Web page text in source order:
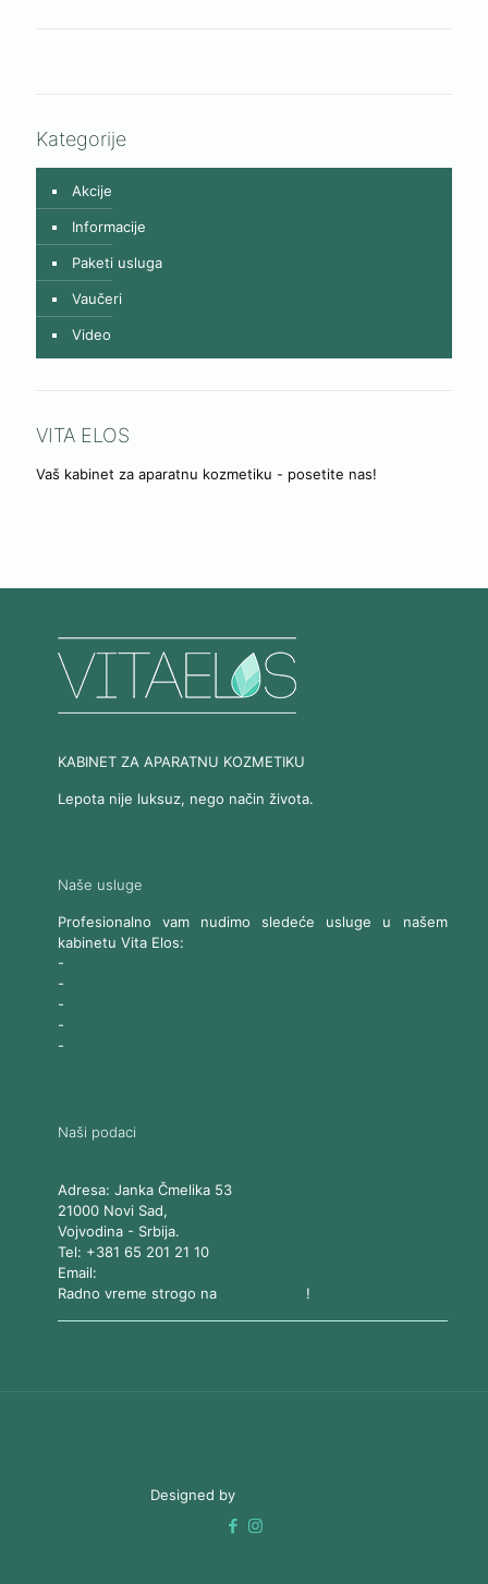
Kategorije
Akcije
Informacije
Paketi usluga
Vaučeri
Video
VITA ELOS
Vaš kabinet za aparatnu kozmetiku - posetite nas!
KABINET ZA APARATNU KOZMETIKU
Lepota nije luksuz, nego način života.
Naše usluge
Profesionalno vam nudimo sledeće usluge u našem
kabinetu Vita Elos:
-
-
-
-
-
Naši podaci
Adresa: Janka Čmelika 53
21000 Novi Sad,
Vojvodina- Srbija.
Tel: +381 65 201 21 10
Email:
Radno vreme strogo na
!
Designed by